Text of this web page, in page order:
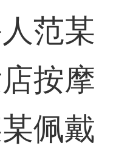
范某
按摩
佩戴